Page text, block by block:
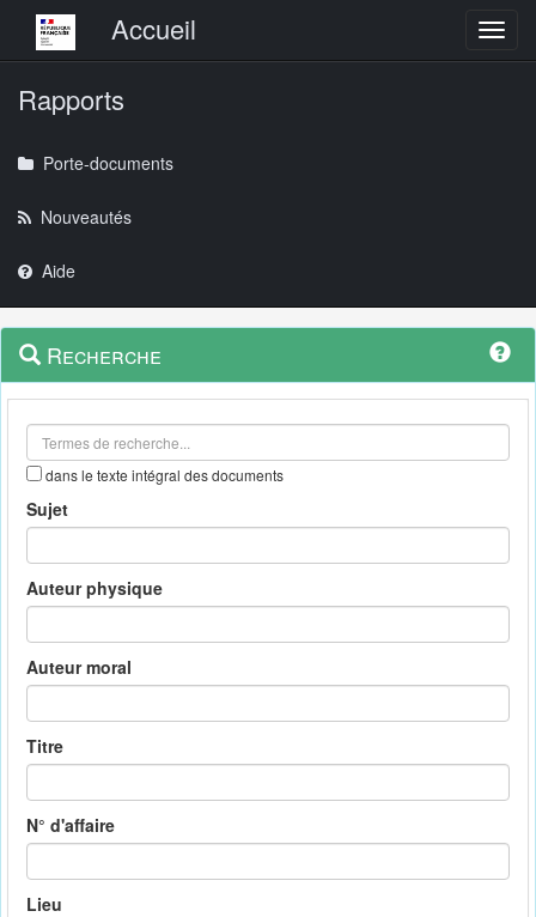
Menu principalAccueil
Rapports
Porte-documents
Nouveautés
Aide
Navigation
outils
Menu
contextuel
Recherche
dans le texte intégral des documents
Sujet
Auteur physique
Auteur moral
Titre
N° d'affaire
Lieu